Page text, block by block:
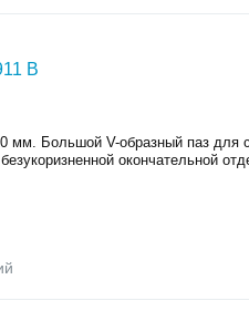
B
мм. Большой V-образный паз
окончательной